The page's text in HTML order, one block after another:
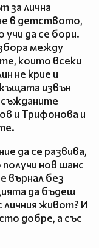
за лична
в детството,
да се бори.
между
които всеки
не крие и
извън
и Трифонова и
да се развива,
получи нов шанс
върнал без
да бъдеш
личния живот? И
добре, а със